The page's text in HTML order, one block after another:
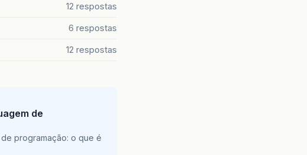
12 respostas
6 respostas
12 respostas
de
programação: o que é